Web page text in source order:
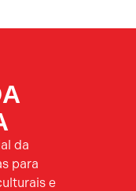
da
para
e